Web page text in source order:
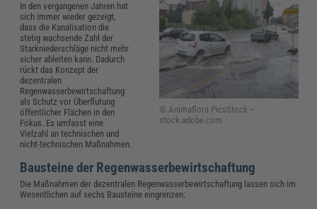
© Animaflora PicsStock –
stock.adobe.com
In den vergangenen Jahren hat
sich immer wieder gezeigt,
dass die Kanalisation die
stetig wachsende Zahl der
Starkniederschläge nicht mehr
sicher ableiten kann. Dadurch
rückt das Konzept der
dezentralen
Regenwasserbewirtschaftung
als Schutz vor Überflutung
öffentlicher Flächen in den
Fokus. Es umfasst eine
Vielzahl an technischen und
nicht-technischen Maßnahmen.
Bausteine der Regenwasserbewirtschaftung
Die Maßnahmen der dezentralen Regenwasserbewirtschaftung lassen sich im
Wesentlichen auf sechs Bausteine eingrenzen: